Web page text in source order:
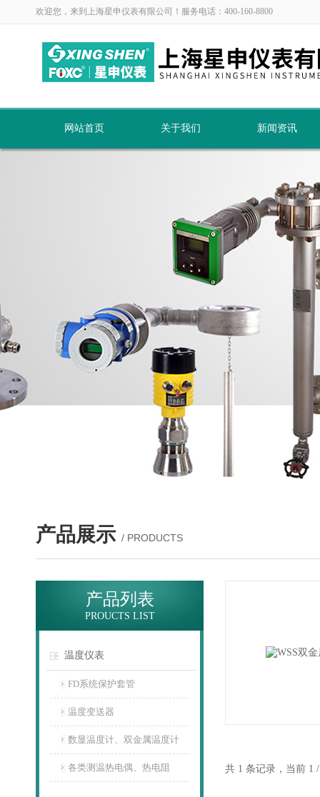
欢迎您，来到上海星申仪表有限公司！服务电话：400-160-8800
网站首页 关于我们 新闻资讯
产品展示 / PRODUCTS
产品列表
PROUCTS LIST
温度仪表
FD系统保护套管
温度变送器
数显温度计、双金属温度计
各类测温热电偶、热电阻 共 1 条记录，当前